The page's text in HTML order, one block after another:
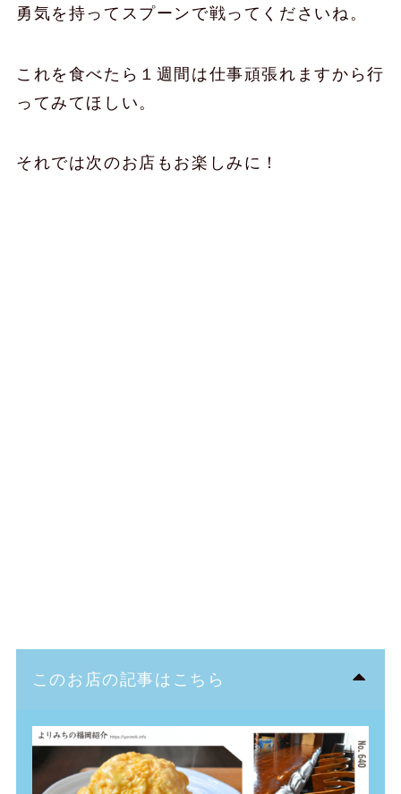
勇気を持ってスプーンで戦ってくださいね。
これを食べたら１週間は仕事頑張れますから行
ってみてほしい。
それでは次のお店もお楽しみに！
このお店の記事はこちら